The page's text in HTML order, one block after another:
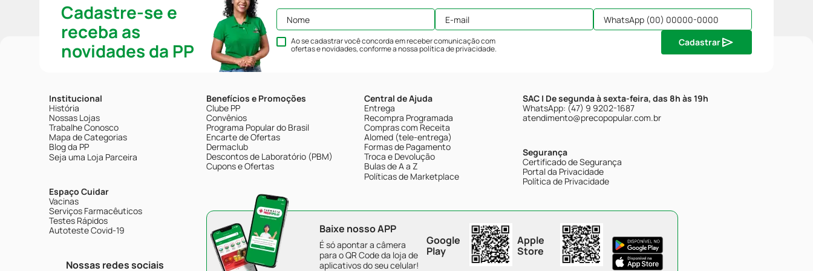
Cadastre-se e
receba as
novidades da PP
Ao se cadastrar você concorda em receber comunicação com
ofertas e novidades, conforme a nossapolítica de privacidade.
Cadastrar
Institucional
História
Nossas Lojas
Trabalhe Conosco
Mapa de Categorias
Blog da PP
Seja uma Loja Parceira
Espaço Cuidar
Vacinas
Serviços Farmacêuticos
Testes Rápidos
Autoteste Covid-19
Nossas redes sociais
Benefícios e Promoções
Clube PP
Convênios
Programa Popular do Brasil
Encarte de Ofertas
Dermaclub
Descontos de Laboratório (PBM)
Cupons e Ofertas
Central de Ajuda
Entrega
Recompra Programada
Compras com Receita
Alomed (tele-entrega)
Formas de Pagamento
Troca e Devolução
Bulas de A a Z
Políticas de Marketplace
SAC | De segunda à sexta-feira, das 8h às 19h
WhatsApp: (47) 9 9202-1687
atendimento@precopopular.com.br
Segurança
Certificado de Segurança
Portal da Privacidade
Política de Privacidade
Baixe nosso APP
É só apontar a câmera
para o QR Code da loja de
aplicativos do seu celular!
Google
Play
Apple
Store